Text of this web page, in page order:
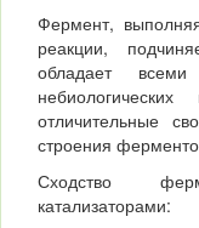
Фермент,
реакции,
обладает
отличительные
строения
Сходство
катализаторами: